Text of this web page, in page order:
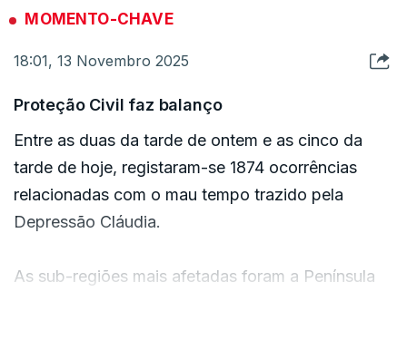
MOMENTO-CHAVE
18:01, 13 Novembro 2025
Proteção Civil faz balanço
Entre as duas da tarde de ontem e as cinco da
tarde de hoje, registaram-se 1874 ocorrências
relacionadas com o mau tempo trazido pela
Depressão Cláudia.
As sub-regiões mais afetadas foram a Península